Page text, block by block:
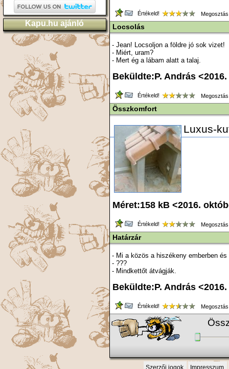
Kapu.hu ajánló
Értékeld!
Locsolás
- Jean! Locsoljon a földre jó sok vizet!
- Miért, uram?
- Mert ég a lábam alatt a talaj.
Beküldte:P. András
Értékeld!
Összkomfort
Luxus-
Méret:158 kB <2016.
Értékeld!
Határzár
- Mi a közös a hiszékeny emberben és
- ???
- Mindkettőt átvágják.
Beküldte:P. András
Értékeld!
Szerzői jogok Impresszum